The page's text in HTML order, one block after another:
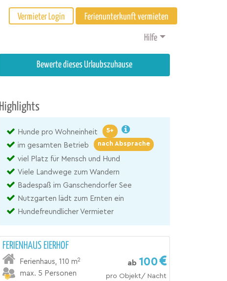
Vermieter Login Ferienunterkunft vermieten
Hilfe
Bewerte dieses Urlaubszuhause
Highlights
Hunde pro Wohneinheit 5+
im gesamten Betrieb nach Absprache
viel Platz für Mensch und Hund
Viele Landwege zum Wandern
Badespaß im Ganschendorfer See
Nutzgarten lädt zum Ernten ein
Hundefreundlicher Vermieter
FERIENHAUS EIERHOF
Ferienhaus,110 m2
max. 5 Personen
ab 100
pro Objekt/ Nacht